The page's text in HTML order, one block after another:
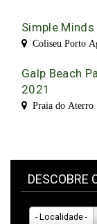
Simple Minds
Coliseu Porto
Galp Beach
2021
Praia do Aterro
DESCOBRE
- Localidade -